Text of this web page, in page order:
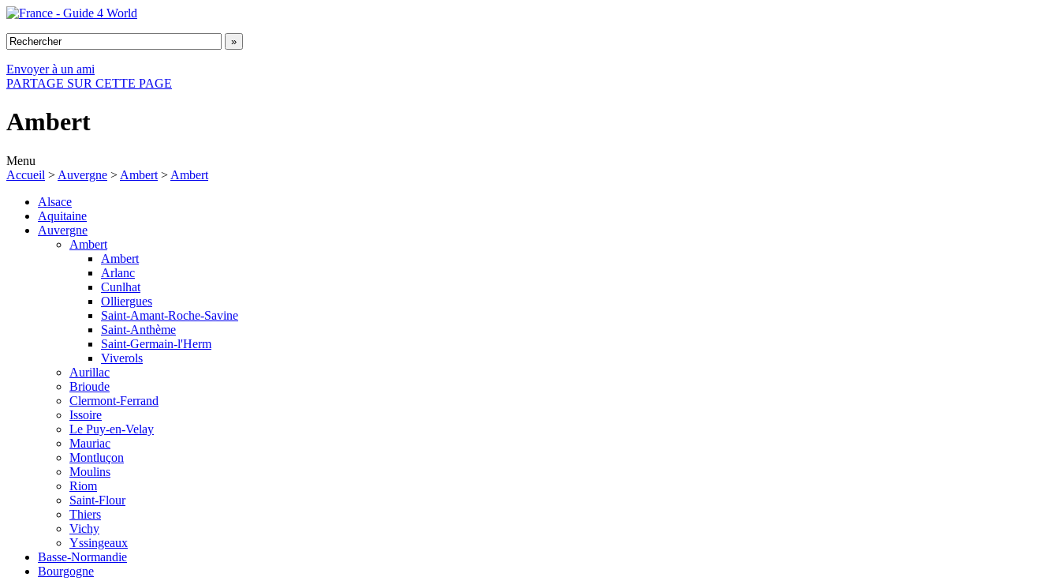
Envoyer à un ami
PARTAGE SUR CETTE PAGE
Ambert
Menu
Accueil > Auvergne > Ambert > Ambert
Alsace
Aquitaine
Auvergne
Ambert
Ambert
Arlanc
Cunlhat
Olliergues
Saint-Amant-Roche-Savine
Saint-Anthème
Saint-Germain-l'Herm
Viverols
Aurillac
Brioude
Clermont-Ferrand
Issoire
Le Puy-en-Velay
Mauriac
Montluçon
Moulins
Riom
Saint-Flour
Thiers
Vichy
Yssingeaux
Basse-Normandie
Bourgogne